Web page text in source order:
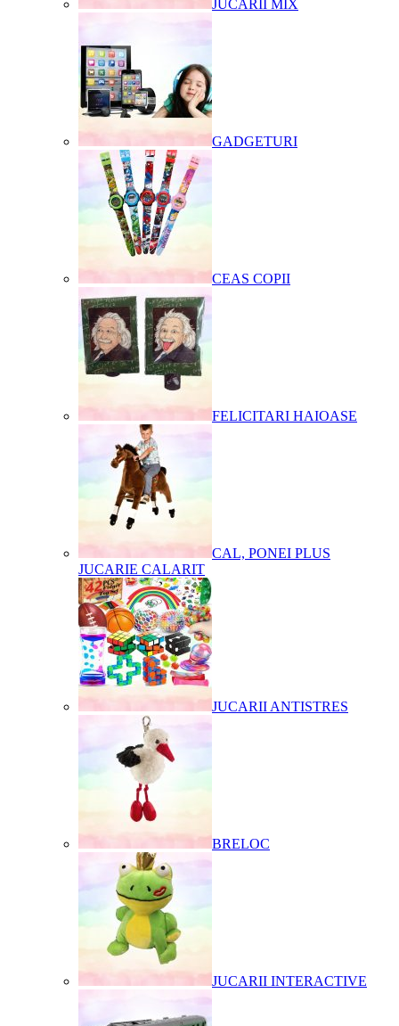
JUCARII MIX
GADGETURI
CEAS COPII
FELICITARI HAIOASE
CAL, PONEI PLUS
JUCARIE CALARIT
JUCARII ANTISTRES
BRELOC
JUCARII INTERACTIVE